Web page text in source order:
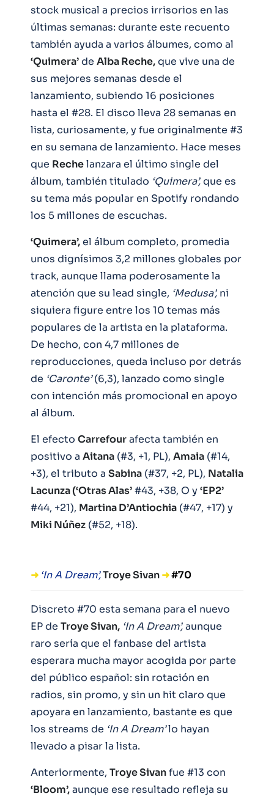
stock musical a precios irrisorios en las
últimas semanas: durante este recuento
también ayuda a varios álbumes, como al
‘Quimera’de Alba Reche,que vive una de
sus mejores semanas desde el
lanzamiento, subiendo 16 posiciones
hasta el #28. El disco lleva 28 semanas en
lista, curiosamente, y fue originalmente #3
en su semana de lanzamiento. Hace meses
que Rechelanzara el último single del
álbum, también titulado ‘Quimera’,que es
su tema más popular en Spotify rondando
los 5 millones de escuchas.
‘Quimera’,el álbum completo, promedia
unos dignísimos 3,2 millones globales por
track, aunque llama poderosamente la
atención que su lead single, ‘Medusa’, ni
siquiera figure entre los 10 temas más
populares de la artista en la plataforma.
De hecho, con 4,7 millones de
reproducciones, queda incluso por detrás
de ‘Caronte’(6,3), lanzado como single
con intención más promocional en apoyo
al álbum.
El efecto Carrefourafecta también en
positivo a Aitana (#3, +1, PL), Amaia (#14,
+3), el tributo a Sabina (#37, +2, PL), Natalia
Lacunza (‘Otras Alas’#43, +38, O y ‘EP2’
#44, +21), Martina D’Antiochia (#47, +17) y
Miki Núñez (#52, +18).
➜ ‘In A Dream’,Troye Sivan➜#70
Discreto #70 esta semana para el nuevo
EP de Troye Sivan, ‘In A Dream’,aunque
raro sería que el fanbase del artista
esperara mucha mayor acogida por parte
del público español: sin rotación en
radios, sin promo, y sin un hit claro que
apoyara en lanzamiento, bastante es que
los streams de ‘In A Dream’lo hayan
llevado a pisar la lista.
Anteriormente, Troye Sivanfue #13 con
‘Bloom’,aunque ese resultado refleja su